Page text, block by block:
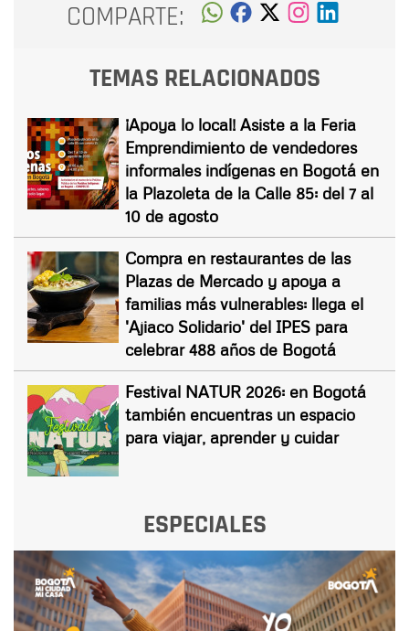
COMPARTE:
TEMAS RELACIONADOS
¡Apoya lo local! Asiste a la Feria
Emprendimiento de vendedores
informales indígenas en Bogotá en
la Plazoleta de la Calle 85: del 7 al
10 de agosto
Compra en restaurantes de las
Plazas de Mercado y apoya a
familias más vulnerables: llega el
'Ajiaco Solidario' del IPES para
celebrar 488 años de Bogotá
Festival NATUR 2026: en Bogotá
también encuentras un espacio
para viajar, aprender y cuidar
ESPECIALES